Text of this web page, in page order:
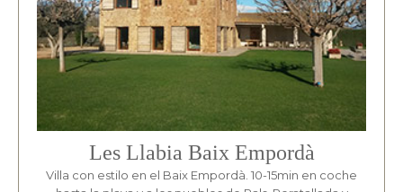
Les Llabia Baix Empordà
Villa con estilo en el Baix Empordà. 10-15min en coche